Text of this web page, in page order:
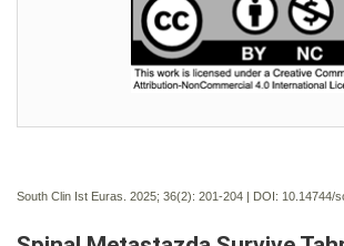
South Clin Ist Euras. 2025; 36(2): 201-204 | DOI: 10.14744/